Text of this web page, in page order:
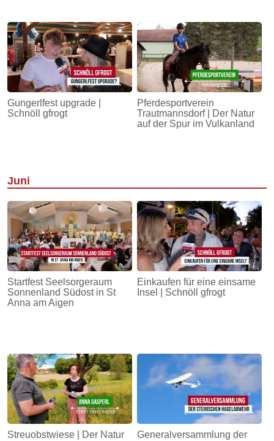
Gungerlfest upgrade |
Schnöll gfrogt
Pferdesportverein
Trautmannsdorf | Der Natur
auf der Spur im Vulkanland
Juni
Startfest Seelsorgeraum
Sonnenland Südost in St
Anna am Aigen
Einkaufen für eine einsame
Insel | Schnöll gfrogt
Streuobstwiese | Der Natur
Generalversammlung der